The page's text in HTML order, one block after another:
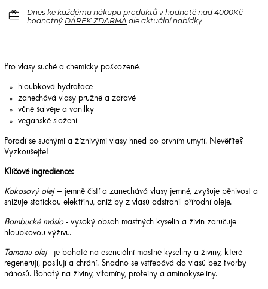
redeem
Dnes ke každému nákupu produktů v hodnotě nad 4000Kč
hodnotný DÁREK ZDARMA dle aktuální nabídky.
Pro vlasy suché a chemicky poškozené.
hloubková hydratace
zanechává vlasy pružné a zdravé
vůně šalvěje a vanilky
veganské složení
Poradí se suchými a žíznivými vlasy hned po prvním umytí. Nevěříte?
Vyzkoušejte!
Klíčové ingredience:
Kokosový olej– jemně čistí a zanechává vlasy jemné, zvyšuje pěnivost a
snižuje statickou elektřinu, aniž by z vlasů odstranil přírodní oleje.
Bambucké máslo - vysoký obsah mastných kyselin a živin zaručuje
hloubkovou výživu.
Tamanu olej- je bohaté na esenciální mastné kyseliny a živiny, které
regenerují, posilují a chrání. Snadno se vstřebává do vlasů bez tvorby
nánosů. Bohatý na živiny, vitamíny, proteiny a aminokyseliny.